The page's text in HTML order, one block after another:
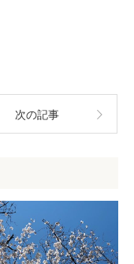
次の記事